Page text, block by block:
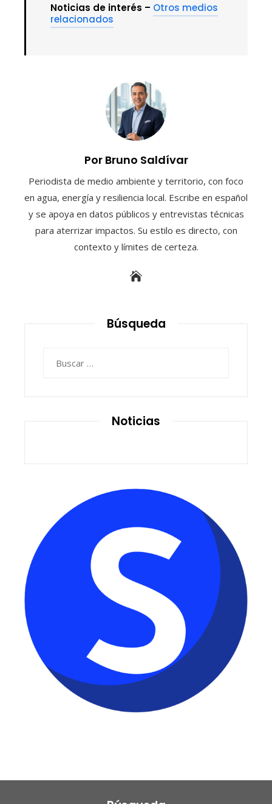
Noticias de interés – Otros medios
relacionados
Por Bruno Saldívar
Periodista de medio ambiente y territorio, con foco
en agua, energía y resiliencia local. Escribe en español
y se apoya en datos públicos y entrevistas técnicas
para aterrizar impactos. Su estilo es directo, con
contexto y límites de certeza.
Búsqueda
Noticias